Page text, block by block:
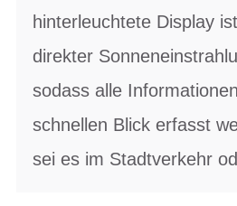
hinterleuchtete Display
direkter
sodass alle
schnellen Blick erfasst
sei es im Stadtverkehr